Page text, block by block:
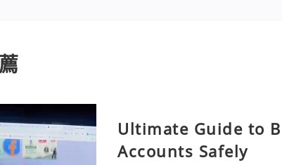
Ultimate Guide to
Accounts Safely